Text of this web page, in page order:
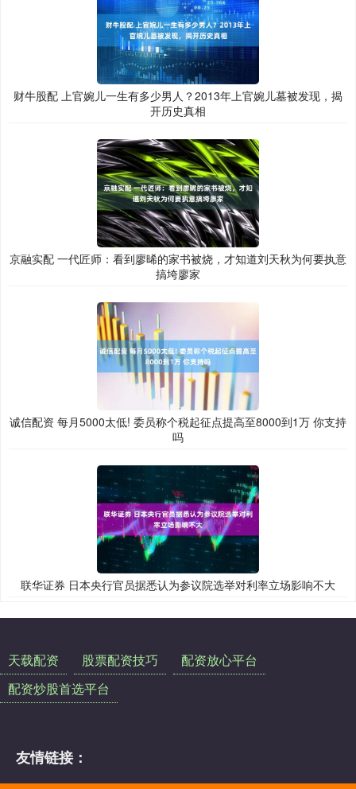
财牛股配 上官婉儿一生有多少男人？2013年上官婉儿墓被发现，揭
开历史真相
京融实配 一代匠师：看到廖晞的家书被烧，才知道刘天秋为何要执意
搞垮廖家
诚信配资 每月5000太低! 委员称个税起征点提高至8000到1万 你支持
吗
联华证券 日本央行官员据悉认为参议院选举对利率立场影响不大
天载配资 股票配资技巧
配资放心平台
配资炒股首选平台
友情链接：